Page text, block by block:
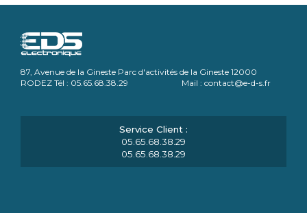
87, Avenue de la Gineste Parc d'activités de la Gineste 12000
RODEZ Tél : 05.65.68.38.29 Mail : contact@e-d-s.fr
05.65.68.38.29
05.65.68.38.29